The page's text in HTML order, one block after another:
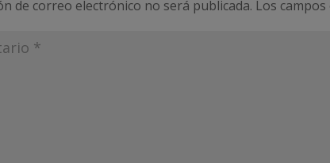
de correo electrónico no será publicada. Los